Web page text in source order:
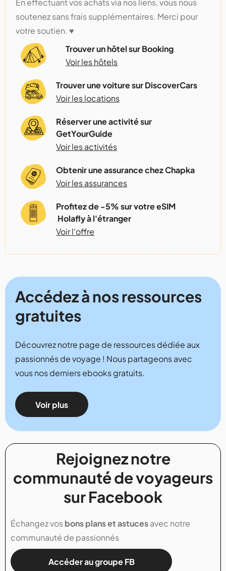
En effectuant vos achats via nos liens, vous nous
soutenez sans frais supplémentaires. Merci pour
votre soutien. ♥️
Trouver un hôtel sur Booking
Voir les hôtels
Trouver une voiture sur DiscoverCars
Voir les locations
Réserver une activité sur
GetYourGuide
Voir les activités
Obtenir une assurance chez Chapka
Voir les assurances
Profitez de -5% sur votre eSIM
Holafly à l'étranger
Voir l'offre
Accédez à nos ressources
gratuites
Découvrez notre page de ressources dédiée aux
passionnés de voyage ! Nous partageons avec
vous nos derniers ebooks gratuits.
Voir plus
Rejoignez notre
communauté de voyageurs
sur Facebook
Échangez vosbons plans et astucesavec notre
communauté de passionnés
Accéder au groupe FB